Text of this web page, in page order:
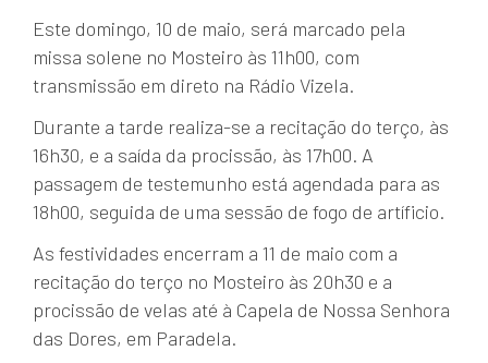
Este domingo, 10 de maio, será marcado pela
missa solene no Mosteiro às 11h00, com
transmissão em direto na Rádio Vizela.
Durante a tarde realiza-se a recitação do terço, às
16h30, e a saída da procissão, às 17h00. A
passagem de testemunho está agendada para as
18h00, seguida de uma sessão de fogo de artíficio.
As festividades encerram a 11 de maio com a
recitação do terço no Mosteiro às 20h30 e a
procissão de velas até à Capela de Nossa Senhora
das Dores, em Paradela.